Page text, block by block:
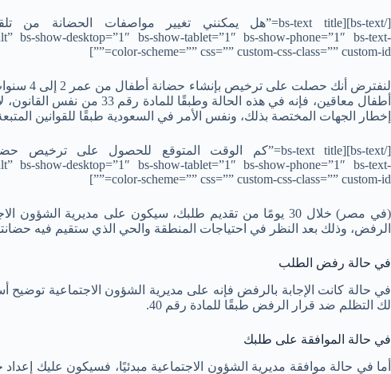
bs-show-desktop=”1″ bs-show-tablet=”1″ bs-show-phone=”1″ bs-text-
color-scheme=”” css=”” custom-css-class=”” custom-id=””]
لنفترض
أطفال معاقين، فإنه في هذه الحالة
إخطار الجهات المختصة بذلك، ونفس الأمر في السعودية طبقًا للقوانين
bs-show-desktop=”1″ bs-show-tablet=”1″ bs-show-phone=”1″ bs-text-
color-scheme=”” css=”” custom-css-class=”” custom-id=””]
(في مصر) خلال 30 يومًا من تقديم طلبك، سيكون على مديرية
الرفض، وذلك بعد النظر في احتياجات المنطقة والحي الذي ستقيم فيه
في حالة رفض الطلب
لك التظلم ضد قرار الرفض طبقًا للمادة رقم 40.
في حالة الموافقة على طلبك
أما في حالة موافقة مديرية الشؤون الاجتماعية مبدئيًا، فسيكون عليك